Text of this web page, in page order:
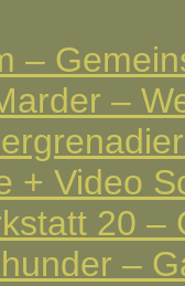
–
–
+ Video
20 –
–